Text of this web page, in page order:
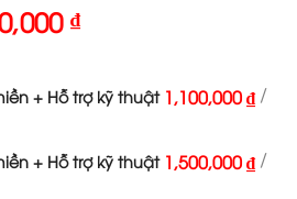
₫.
₫Giá
là:
+ Hỗ trợ kỹ thuật 1,100,000 ₫ /
+ Hỗ trợ kỹ thuật 1,500,000 ₫ /